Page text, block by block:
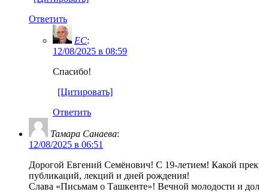
Ответить
EC:
12/08/2025 в 08:59
Спасибо!
[Цитировать]
Ответить
Тамара Санаева:
12/08/2025 в 06:51
Дорогой Евгений Семёнович! С 19-летием! Какой
публикаций, лекций и дней рождения!
Слава «Письмам о Ташкенте»! Вечной молодости и